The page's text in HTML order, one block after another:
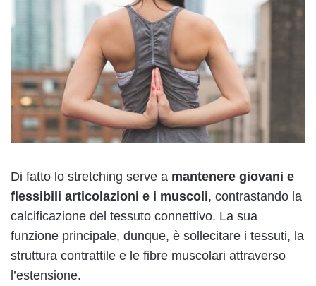
Di fatto lo stretching serve a mantenere giovani e
flessibili articolazioni e i muscoli, contrastando la
calcificazione del tessuto connettivo. La sua
funzione principale, dunque, è sollecitare i tessuti, la
struttura contrattile e le fibre muscolari attraverso
l’estensione.